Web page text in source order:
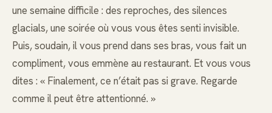
une semaine difficile : des reproches, des silences
glacials, une soirée où vous vous êtes senti invisible.
Puis, soudain, il vous prend dans ses bras, vous fait un
compliment, vous emmène au restaurant. Et vous vous
dites : « Finalement, ce n’était pas si grave. Regarde
comme il peut être attentionné. »